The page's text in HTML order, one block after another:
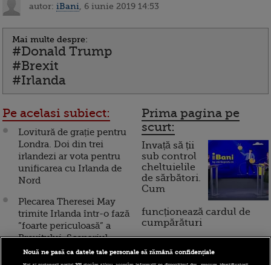
autor: iBani , 6 iunie 2019 14:53
Mai multe despre:
#Donald Trump
#Brexit
#Irlanda
Pe acelasi subiect:
Lovitură de grație pentru
Londra. Doi din trei
irlandezi ar vota pentru
unificarea cu Irlanda de
Nord
Plecarea Theresei May
trimite Irlanda într-o fază
”foarte periculoasă” a
Brexitului. Scenariul
negru pe care Dublinul
nu și-l dorește
Prima pagina pe
scurt:
Invață să ții
sub control
cheltuielile
de sărbători.
Cum
funcționează cardul de
cumpărături
Incont , site-ul Știrile Pro
Nouă ne pasă ca datele tale personale să rămână confidențiale